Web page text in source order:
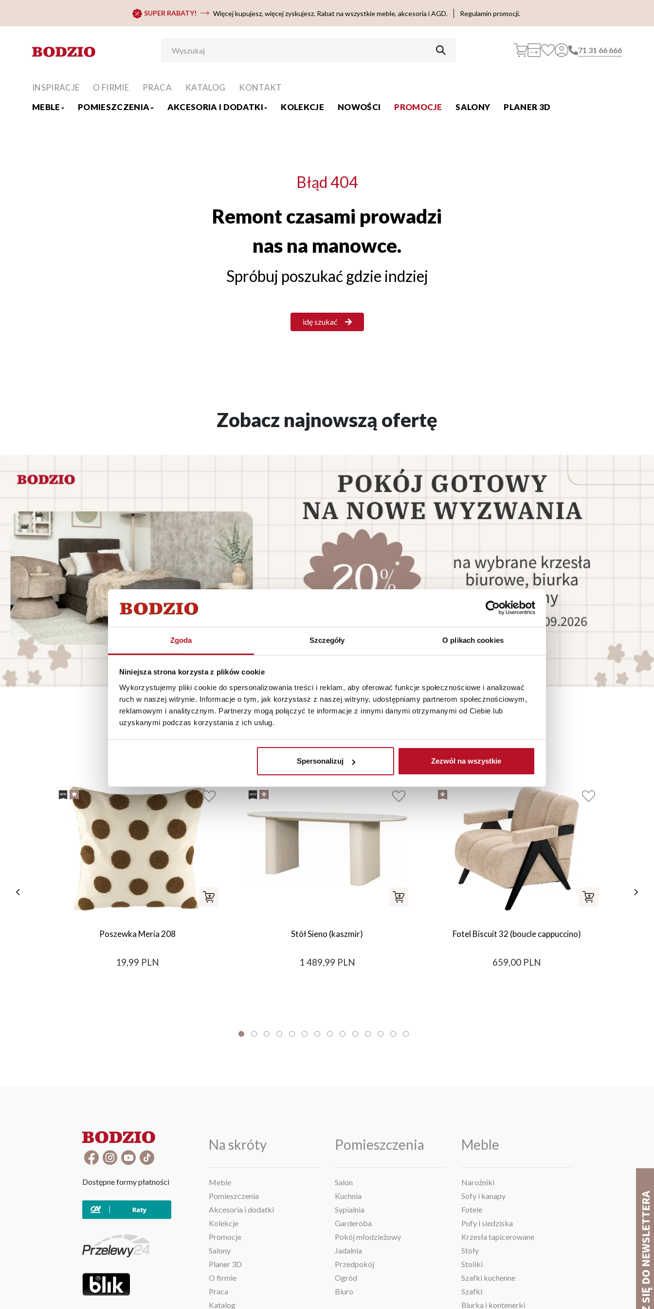
Zgoda Szczegóły O plikach cookies
Niniejsza strona korzysta z plików cookie
Wykorzystujemy pliki cookie do spersonalizowania treści i reklam, aby oferować funkcje społecznościowe i analizować
ruch w naszej witrynie. Informacje o tym, jak korzystasz z naszej witryny, udostępniamy partnerom społecznościowym,
reklamowym i analitycznym. Partnerzy mogą połączyć te informacje z innymi danymi otrzymanymi od Ciebie lub
uzyskanymi podczas korzystania z ich usług.
Spersonalizuj Zezwól na wszystkie
SUPER RABATY! Więcej kupujesz, więcej zyskujesz. Rabat na wszystkie meble, akcesoria i AGD. Regulamin promocji.
71 31 66 666
MEBLE POMIESZCZENIA AKCESORIA I DODATKI KOLEKCJE NOWOŚCI PROMOCJE SALONY PLANER 3D
INSPIRACJE O FIRMIE PRACA KATALOG KONTAKT
Błąd 404
Remont czasami prowadzi
nas na manowce.
Spróbuj poszukać gdzie indziej
idę szukać
Zobacz najnowszą ofertę
Polecane Nowości Promocje
Poszewka Meria 208
19,99 PLN
Stół Sieno (kaszmir)
1 489,99 PLN
Fotel Biscuit 32 (boucle cappuccino)
659,00 PLN
Dostępne formy płatności
Na skróty
Meble
Pomieszczenia
Akcesoria i dodatki
Kolekcje
Promocje
Salony
Planer 3D
O firmie
Praca
Katalog
Pomieszczenia
Salon
Kuchnia
Sypialnia
Garderoba
Pokój młodzieżowy
Jadalnia
Przedpokój
Ogród
Biuro
Meble
Narożniki
Sofy i kanapy
Fotele
Pufy i siedziska
Krzesła tapicerowane
Stoły
Stoliki
Szafki kuchenne
Szafki
Biurka i kontenerki